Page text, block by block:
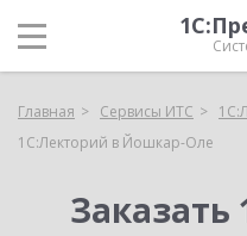
Главная Сервисы ИТС
1С:Лекторий в Йошкар-Оле
Заказать